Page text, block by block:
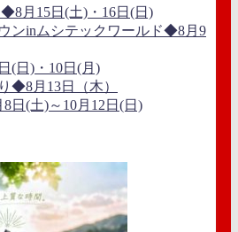
月15日(土)・16日(日)
ンinムシテックワールド◆8月9
(日)・10日(月)
◆8月13日（木）
日(土)～10月12日(日)